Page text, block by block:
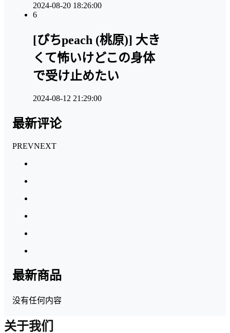
2024-08-20 18:26:00
6
[ぴちpeach (桃原)] 大き
くて怖いけどこの身体
で受け止めたい
2024-08-12 21:29:00
最新评论
PREVNEXT
最新商品
没有任何内容
关于我们